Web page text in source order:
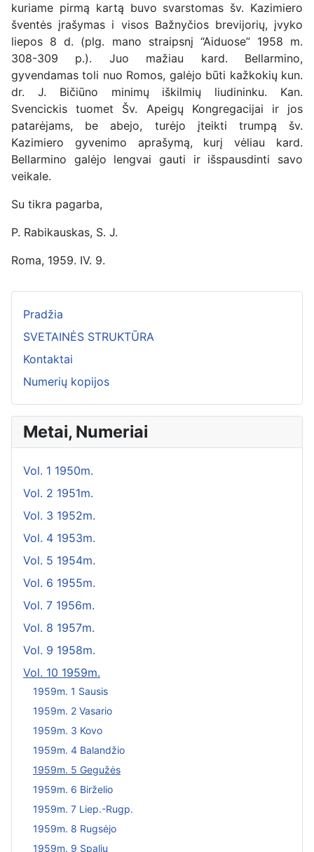
kuriame pirmą kartą buvo svarstomas šv. Kazimiero
šventės įrašymas i visos Bažnyčios brevijorių, įvyko
liepos 8 d. (plg. mano straipsnį “Aiduose” 1958 m.
308-309 p.). Juo mažiau kard. Bellarmino,
gyvendamas toli nuo Romos, galėjo būti kažkokių kun.
dr. J. Bičiūno minimų iškilmių liudininku. Kan.
Svencickis tuomet Šv. Apeigų Kongregacijai ir jos
patarėjams, be abejo, turėjo įteikti trumpą šv.
Kazimiero gyvenimo aprašymą, kurį vėliau kard.
Bellarmino galėjo lengvai gauti ir išspausdinti savo
veikale.
Su tikra pagarba,
P. Rabikauskas, S. J.
Roma, 1959. IV. 9.
Pradžia
SVETAINĖS STRUKTŪRA
Kontaktai
Numerių kopijos
Metai, Numeriai
Vol. 1 1950m.
Vol. 2 1951m.
Vol. 3 1952m.
Vol. 4 1953m.
Vol. 5 1954m.
Vol. 6 1955m.
Vol. 7 1956m.
Vol. 8 1957m.
Vol. 9 1958m.
Vol. 10 1959m.
1959m. 1 Sausis
1959m. 2 Vasario
1959m. 3 Kovo
1959m. 4 Balandžio
1959m. 5 Gegužės
1959m. 6 Birželio
1959m. 7 Liep.-Rugp.
1959m. 8 Rugsėjo
1959m. 9 Spalių